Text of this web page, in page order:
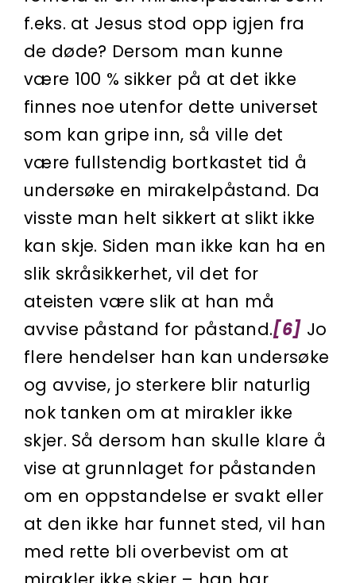
f.eks. at Jesus stod opp igjen fra
de døde? Dersom man kunne
være 100 % sikker på at det ikke
finnes noe utenfor dette universet
som kan gripe inn, så ville det
være fullstendig bortkastet tid å
undersøke en mirakelpåstand. Da
visste man helt sikkert at slikt ikke
kan skje. Siden man ikke kan ha en
slik skråsikkerhet, vil det for
ateisten være slik at han må
avvise påstand for påstand.[6] Jo
flere hendelser han kan undersøke
og avvise, jo sterkere blir naturlig
nok tanken om at mirakler ikke
skjer. Så dersom han skulle klare å
vise at grunnlaget for påstanden
om en oppstandelse er svakt eller
at den ikke har funnet sted, vil han
med rette bli overbevist om at